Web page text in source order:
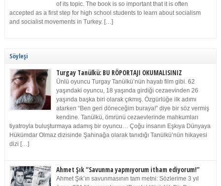
of its topic. The book is so important that it is often
accepted as a first step for high school students to learn about socialism
and socialist movements in Turkey. […]
Söyleşi
Turgay Tanülkü: BU RÖPORTAJI OKUMALISINIZ
Ünlü oyuncu Turgay Tanülkü’nün hayatı film gibi. 62
yaşındaki oyuncu, 18 yaşında girdiği cezaevinden 26
yaşında başka biri olarak çıkmış. Özgürlüğe ilk adımı
atarken “Ben geri döneceğim buraya!” diye bir söz vermiş
kendine. Tanülkü, ömrünü cezaevlerinde mahkumları
tiyatroyla buluşturmaya adamış bir oyuncu… Çoğu insanın Eşkıya Dünyaya
Hükümdar Olmaz dizisinde Şahinağa olarak tanıdığı Tanülkü’nün hikayesi
dizi […]
Ahmet Şık “Savunma yapmıyorum itham ediyorum!”
Ahmet Şık’ın savunmasının tam metni: Sözlerime 3 yıl